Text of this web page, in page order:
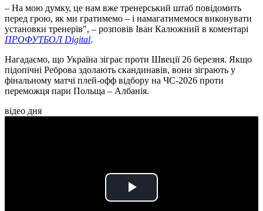
– На мою думку, це нам вже тренерський штаб повідомить
перед грою, як ми гратимемо – і намагатимемося виконувати
установки тренерів", – розповів Іван Калюжний в коментарі
ПРОФУТБОЛ Digital.
Нагадаємо, що Україна зіграє проти Швеції 26 березня. Якщо
підопічні Реброва здолають скандинавів, вони зіграють у
фінальному матчі плей-офф відбору на ЧС-2026 проти
переможця пари Польща – Албанія.
відео дня
Play